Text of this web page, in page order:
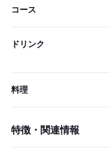
コース
ドリンク
料理
特徴・関連情報